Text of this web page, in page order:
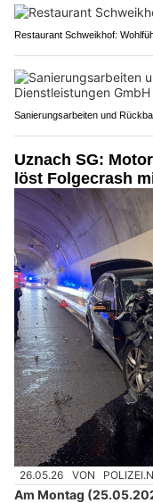
Restaurant Schweikhof:
Sanierungsarbeiten und
Uznach SG:
löst Folgecrash
26.05.26 VON
Am Montag